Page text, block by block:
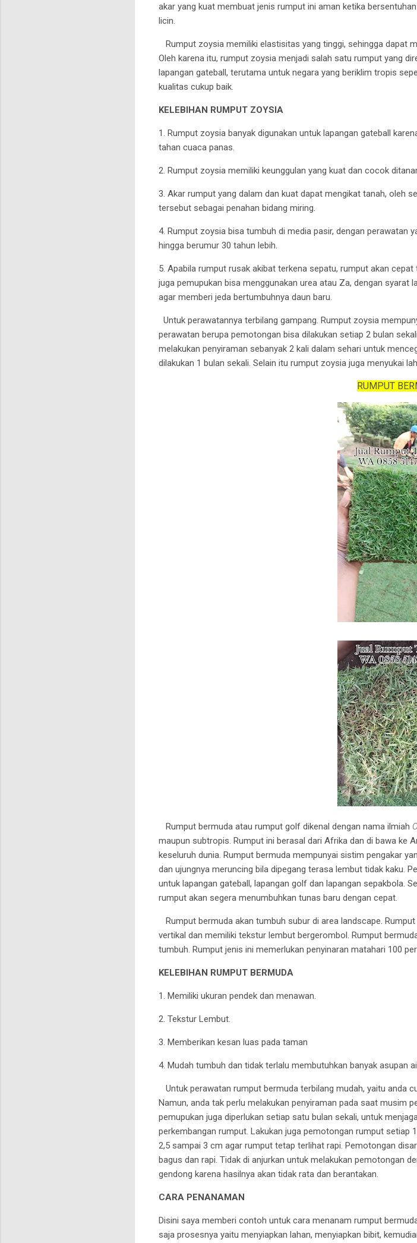
akar yang kuat membuat jenis rumput ini aman ketika
licin.
Rumput zoysia memiliki elastisitas yang tinggi, sehingga dapat
Oleh karena itu, rumput zoysia menjadi salah satu rumput yang
lapangan gateball, terutama untuk negara yang beriklim tropis
kualitas cukup baik.
KELEBIHAN RUMPUT ZOYSIA
1. Rumput zoysia banyak digunakan untuk lapangan gateball
tahan cuaca panas.
2. Rumput zoysia memiliki keunggulan yang kuat dan cocok
3. Akar rumput yang dalam dan kuat dapat mengikat tanah, oleh
tersebut sebagai penahan bidang miring.
4. Rumput zoysia bisa tumbuh di media pasir, dengan perawatan
hingga berumur 30 tahun lebih.
5. Apabila rumput rusak akibat terkena sepatu, rumput akan
juga pemupukan bisa menggunakan urea atau Za, dengan syarat
agar memberi jeda bertumbuhnya daun baru.
Untuk perawatannya terbilang gampang. Rumput zoysia
perawatan berupa pemotongan bisa dilakukan setiap 2 bulan
melakukan penyiraman sebanyak 2 kali dalam sehari untuk
dilakukan 1 bulan sekali. Selain itu rumput zoysia juga menyukai
RUMPUT
Rumput bermuda atau rumput golf dikenal dengan nama ilmiah
maupun subtropis. Rumput ini berasal dari Afrika dan di bawa ke
keseluruh dunia. Rumput bermuda mempunyai sistim pengakar
dan ujungnya meruncing bila dipegang terasa lembut tidak kaku.
untuk lapangan gateball, lapangan golf dan lapangan sepakbola.
rumput akan segera menumbuhkan tunas baru dengan cepat.
Rumput bermuda akan tumbuh subur di area landscape.
vertikal dan memiliki tekstur lembut bergerombol. Rumput
tumbuh. Rumput jenis ini memerlukan penyinaran matahari 100
KELEBIHAN RUMPUT BERMUDA
1. Memiliki ukuran pendek dan menawan.
2. Tekstur Lembut.
3. Memberikan kesan luas pada taman
4. Mudah tumbuh dan tidak terlalu membutuhkan banyak asupan
Untuk perawatan rumput bermuda terbilang mudah, yaitu anda
Namun, anda tak perlu melakukan penyiraman pada saat musim
pemupukan juga diperlukan setiap satu bulan sekali, untuk
perkembangan rumput. Lakukan juga pemotongan rumput setiap
2,5 sampai 3 cm agar rumput tetap terlihat rapi. Pemotongan
bagus dan rapi. Tidak di anjurkan untuk melakukan pemotongan
gendong karena hasilnya akan tidak rata dan berantakan.
CARA PENANAMAN
Disini saya memberi contoh untuk cara menanam rumput
saja prosesnya yaitu menyiapkan lahan, menyiapkan bibit,